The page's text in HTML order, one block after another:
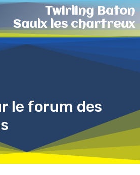
Twirling Baton
Saulx les chartreux
le forum des